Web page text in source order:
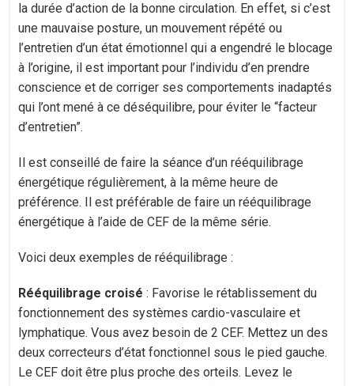
la durée d’action de la bonne circulation. En effet, si c’est
une mauvaise posture, un mouvement répété ou
l’entretien d’un état émotionnel qui a engendré le blocage
à l’origine, il est important pour l’individu d’en prendre
conscience et de corriger ses comportements inadaptés
qui l’ont mené à ce déséquilibre, pour éviter le “facteur
d’entretien”.
Il est conseillé de faire la séance d’un rééquilibrage
énergétique régulièrement, à la même heure de
préférence. Il est préférable de faire un rééquilibrage
énergétique à l’aide de CEF de la même série.
Voici deux exemples de rééquilibrage :
Rééquilibrage croisé : Favorise le rétablissement du
fonctionnement des systèmes cardio-vasculaire et
lymphatique. Vous avez besoin de 2 CEF. Mettez un des
deux correcteurs d’état fonctionnel sous le pied gauche.
Le CEF doit être plus proche des orteils. Levez le